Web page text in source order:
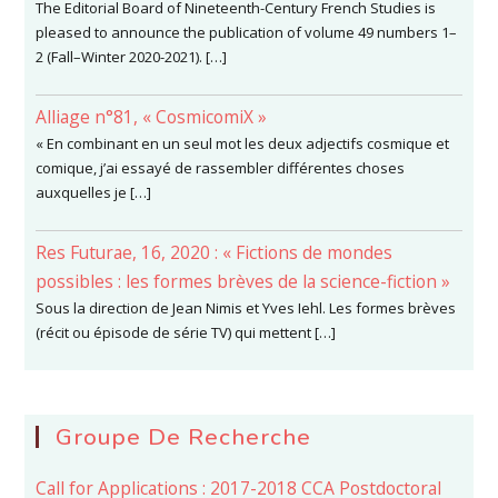
The Editorial Board of Nineteenth-Century French Studies is
pleased to announce the publication of volume 49 numbers 1–
2 (Fall–Winter 2020-2021). […]
Alliage n°81, « CosmicomiX »
« En combinant en un seul mot les deux adjectifs cosmique et
comique, j’ai essayé de rassembler différentes choses
auxquelles je […]
Res Futurae, 16, 2020 : « Fictions de mondes
possibles : les formes brèves de la science-fiction »
Sous la direction de Jean Nimis et Yves Iehl. Les formes brèves
(récit ou épisode de série TV) qui mettent […]
Groupe De Recherche
Call for Applications : 2017-2018 CCA Postdoctoral